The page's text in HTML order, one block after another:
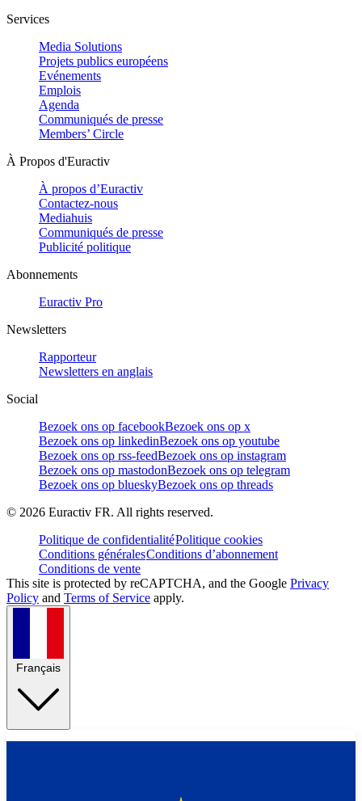
Services
Media Solutions
Projets publics européens
Evénements
Emplois
Agenda
Communiqués de presse
Members’ Circle
À Propos d'Euractiv
À propos d’Euractiv
Contactez-nous
Mediahuis
Communiqués de presse
Publicité politique
Abonnements
Euractiv Pro
Newsletters
Rapporteur
Newsletters en anglais
Social
Bezoek ons op facebookBezoek ons op x
Bezoek ons op linkedinBezoek ons op youtube
Bezoek ons op rss-feedBezoek ons op instagram
Bezoek ons op mastodonBezoek ons op telegram
Bezoek ons op blueskyBezoek ons op threads
© 2026 Euractiv FR. All rights reserved.
Politique de confidentialitéPolitique cookies
Conditions généralesConditions d’abonnement
Conditions de vente
This site is protected by reCAPTCHA, and the Google Privacy
Policy and Terms of Service apply.
Français